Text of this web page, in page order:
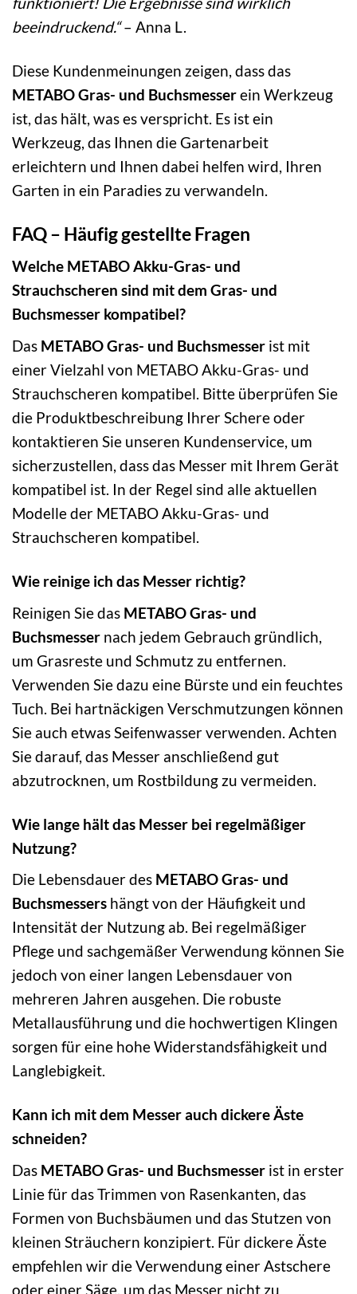
beeindruckend.“– Anna L.
Diese Kundenmeinungen zeigen, dass das
METABO Gras- und Buchsmesserein Werkzeug
ist, das hält, was es verspricht. Es ist ein
Werkzeug, das Ihnen die Gartenarbeit
erleichtern und Ihnen dabei helfen wird, Ihren
Garten in ein Paradies zu verwandeln.
FAQ – Häufig gestellte Fragen
Welche METABO Akku-Gras- und
Strauchscheren sind mit dem Gras- und
Buchsmesser kompatibel?
Das METABO Gras- und Buchsmesser ist mit
einer Vielzahl von METABO Akku-Gras- und
Strauchscheren kompatibel. Bitte überprüfen Sie
die Produktbeschreibung Ihrer Schere oder
kontaktieren Sie unseren Kundenservice, um
sicherzustellen, dass das Messer mit Ihrem Gerät
kompatibel ist. In der Regel sind alle aktuellen
Modelle der METABO Akku-Gras- und
Strauchscheren kompatibel.
Wie reinige ich das Messer richtig?
Reinigen Sie das METABO Gras- und
Buchsmesser nach jedem Gebrauch gründlich,
um Grasreste und Schmutz zu entfernen.
Verwenden Sie dazu eine Bürste und ein feuchtes
Tuch. Bei hartnäckigen Verschmutzungen können
Sie auch etwas Seifenwasser verwenden. Achten
Sie darauf, das Messer anschließend gut
abzutrocknen, um Rostbildung zu vermeiden.
Wie lange hält das Messer bei regelmäßiger
Nutzung?
Die Lebensdauer des METABO Gras- und
Buchsmessers hängt von der Häufigkeit und
Intensität der Nutzung ab. Bei regelmäßiger
Pflege und sachgemäßer Verwendung können Sie
jedoch von einer langen Lebensdauer von
mehreren Jahren ausgehen. Die robuste
Metallausführung und die hochwertigen Klingen
sorgen für eine hohe Widerstandsfähigkeit und
Langlebigkeit.
Kann ich mit dem Messer auch dickere Äste
schneiden?
Das METABO Gras- und Buchsmesser ist in erster
Linie für das Trimmen von Rasenkanten, das
Formen von Buchsbäumen und das Stutzen von
kleinen Sträuchern konzipiert. Für dickere Äste
empfehlen wir die Verwendung einer Astschere
oder einer Säge, um das Messer nicht zu